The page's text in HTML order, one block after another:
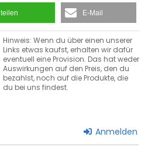
teilen E-Mail
Hinweis: Wenn du über einen unserer
Links etwas kaufst, erhalten wir dafür
eventuell eine Provision. Das hat weder
Auswirkungen auf den Preis, den du
bezahlst, noch auf die Produkte, die
du bei uns findest.
Anmelden